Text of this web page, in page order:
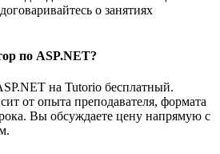
о занятиях
по ASP.NET?
на Tutorio бесплатный.
от опыта преподавателя, формата
Вы обсуждаете цену напрямую с